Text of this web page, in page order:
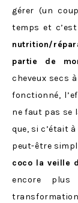
gérer (un
temps et
nutrition/
partie de
cheveux secs
fonctionné,
ne faut pas se
que, si c’était
peut-être
coco la veille
encore
transformation